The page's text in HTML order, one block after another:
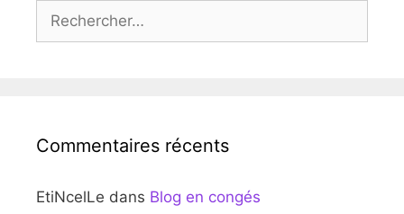
Rechercher :
Commentaires récents
EtiNcelLe dans Blog en congés